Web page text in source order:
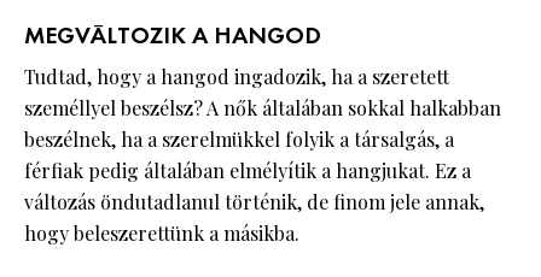
MEGVÁLTOZIK A HANGOD
Tudtad, hogy a hangod ingadozik, ha a szeretett
személlyel beszélsz? A nők általában sokkal halkabban
beszélnek, ha a szerelmükkel folyik a társalgás, a
férfiak pedig általában elmélyítik a hangjukat. Ez a
változás öndutadlanul történik, de finom jele annak,
hogy beleszerettünk a másikba.